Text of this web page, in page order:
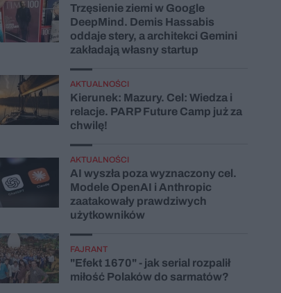
Trzęsienie ziemi w Google
DeepMind. Demis Hassabis
oddaje stery, a architekci Gemini
zakładają własny startup
AKTUALNOŚCI
Kierunek: Mazury. Cel: Wiedza i
relacje. PARP Future Camp już za
chwilę!
AKTUALNOŚCI
AI wyszła poza wyznaczony cel.
Modele OpenAI i Anthropic
zaatakowały prawdziwych
użytkowników
FAJRANT
"Efekt 1670" - jak serial rozpalił
miłość Polaków do sarmatów?